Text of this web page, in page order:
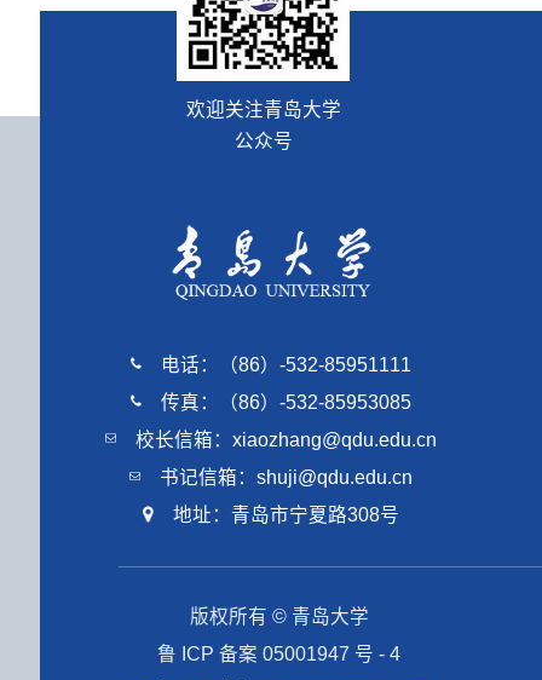
欢迎关注青岛大学
公众号
电话：（86）-532-85951111
传真：（86）-532-85953085
校长信箱：xiaozhang@qdu.edu.cn
书记信箱：shuji@qdu.edu.cn
地址：青岛市宁夏路308号
版权所有 © 青岛大学
鲁 ICP 备案 05001947 号 - 4